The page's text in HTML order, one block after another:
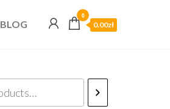
BLOG
0
0.00zł